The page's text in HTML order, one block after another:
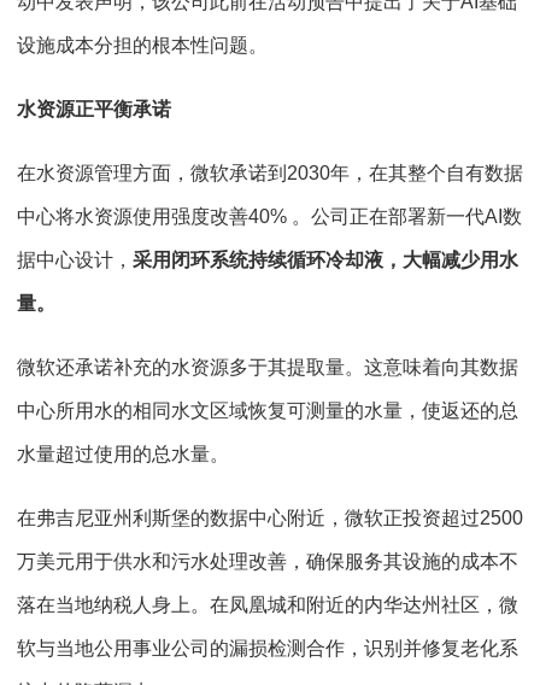
设施成本分担的根本性问题。
水资源正平衡承诺
在水资源管理方面，微软承诺到2030年，在其整个自有数据
中心将水资源使用强度改善40% 。公司正在部署新一代AI数
据中心设计， 采用闭环系统持续循环冷却液，大幅减少用水
量。
微软还承诺补充的水资源多于其提取量。这意味着向其数据
中心所用水的相同水文区域恢复可测量的水量，使返还的总
水量超过使用的总水量。
在弗吉尼亚州利斯堡的数据中心附近，微软正投资超过2500
万美元用于供水和污水处理改善，确保服务其设施的成本不
落在当地纳税人身上。在凤凰城和附近的内华达州社区，微
软与当地公用事业公司的漏损检测合作，识别并修复老化系